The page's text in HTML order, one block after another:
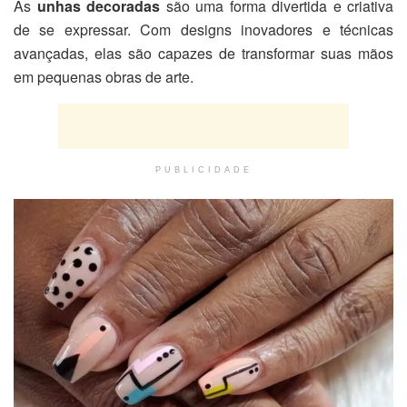
As unhas decoradas são uma forma divertida e criativa
de se expressar. Com designs inovadores e técnicas
avançadas, elas são capazes de transformar suas mãos
em pequenas obras de arte.
PUBLICIDADE